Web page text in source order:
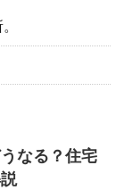
なる？住宅